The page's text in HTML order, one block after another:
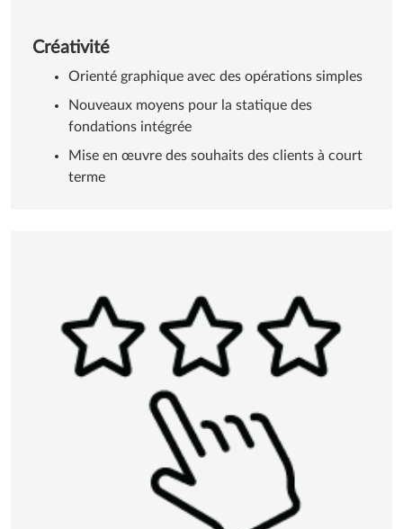
Créativité
Orienté graphique avec des opérations simples
Nouveaux moyens pour la statique des
fondations intégrée
Mise en œuvre des souhaits des clients à court
terme